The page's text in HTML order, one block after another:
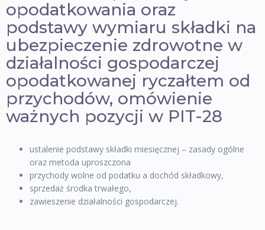
opodatkowania oraz
podstawy wymiaru składki na
ubezpieczenie zdrowotne w
działalności gospodarczej
opodatkowanej ryczałtem od
przychodów, omówienie
ważnych pozycji w PIT-28
ustalenie podstawy składki miesięcznej – zasady ogólne
oraz metoda uproszczona
przychody wolne od podatku a dochód składkowy,
sprzedaż środka trwałego,
zawieszenie działalności gospodarczej.